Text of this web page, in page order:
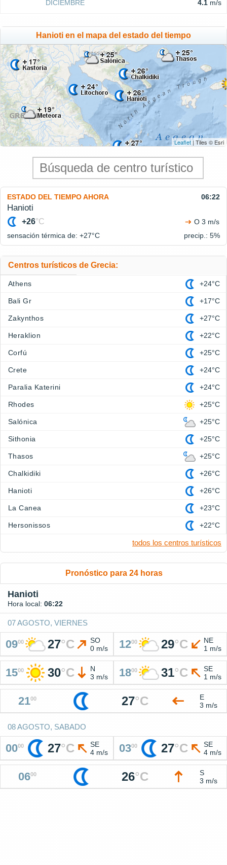
DICIEMBRE 4.1 m/s
Hanioti en el mapa del estado del tiempo
Leaflet| Tiles © Esri
ESTADO DEL TIEMPO AHORA 06:22
Hanioti
+26°C
O 3 m/s
sensación térmica de: +27°C precip.: 5%
Centros turísticos de Grecia:
Athens +24°C
Bali Gr +17°C
Zakynthos +27°C
Heraklion +22°C
Corfú +25°C
Crete +24°C
Paralia Katerini +24°C
Rhodes +25°C
Salónica +25°C
Sithonia +25°C
Thasos +25°C
Chalkidiki +26°C
Hanioti +26°C
La Canea +23°C
Hersonissos +22°C
todos los centros turísticos
Pronóstico para 24 horas
Hanioti
Hora local: 06:22
07 AGOSTO, VIERNES
0900 27°C
SO
0 m/s
1200 29°C
NE
1 m/s
1500 30°C
N
3 m/s
1800 31°C
SE
1 m/s
2100 27°C
E
3 m/s
08 AGOSTO, SABADO
0000 27°C
SE
4 m/s
0300 27°C
SE
4 m/s
0600 26°C
S
3 m/s